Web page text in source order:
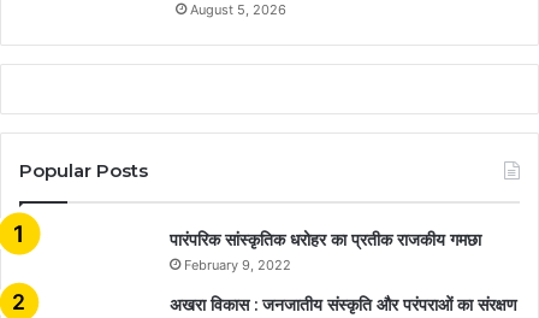
August 5, 2026
Popular Posts
​​​​​​​पारंपरिक सांस्कृतिक धरोहर का प्रतीक राजकीय गमछा
February 9, 2022
अखरा विकास : जनजातीय संस्कृति और परंपराओं का संरक्षण